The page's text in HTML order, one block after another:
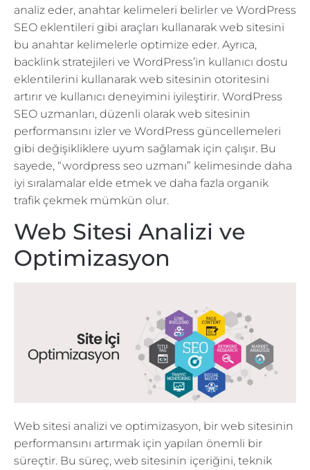
analiz eder, anahtar kelimeleri belirler ve WordPress
SEO eklentileri gibi araçları kullanarak web sitesini
bu anahtar kelimelerle optimize eder. Ayrıca,
backlink stratejileri ve WordPress’in kullanıcı dostu
eklentilerini kullanarak web sitesinin otoritesini
artırır ve kullanıcı deneyimini iyileştirir. WordPress
SEO uzmanları, düzenli olarak web sitesinin
performansını izler ve WordPress güncellemeleri
gibi değişikliklere uyum sağlamak için çalışır. Bu
sayede, “wordpress seo uzmanı” kelimesinde daha
iyi sıralamalar elde etmek ve daha fazla organik
trafik çekmek mümkün olur.
Web Sitesi Analizi ve
Optimizasyon
Web sitesi analizi ve optimizasyon, bir web sitesinin
performansını artırmak için yapılan önemli bir
süreçtir. Bu süreç, web sitesinin içeriğini, teknik